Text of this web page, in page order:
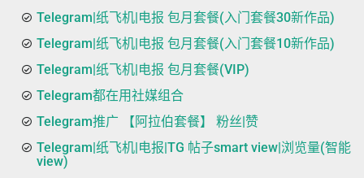
Telegram|纸飞机|电报 包月套餐(入门套餐30新作品)
Telegram|纸飞机|电报 包月套餐(入门套餐10新作品)
Telegram|纸飞机|电报 包月套餐(VIP)
Telegram都在用社媒组合
Telegram推广 【阿拉伯套餐】 粉丝|赞
Telegram|纸飞机|电报|TG 帖子smart view|浏览量(智能
view)